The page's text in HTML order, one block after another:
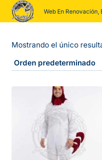
Saltar
Web En Renovación,
Mostrando el único